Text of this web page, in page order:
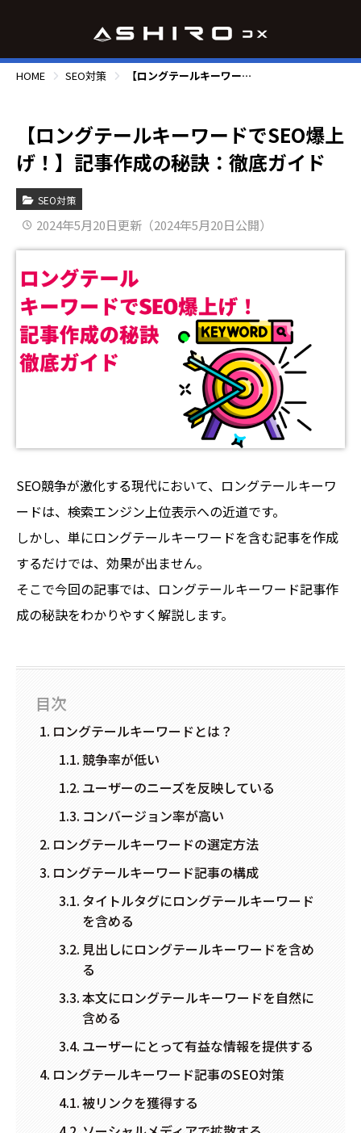
HOME SEO対策 【ロングテールキーワードでSEO爆上げ！】記事作成の秘訣：徹底ガイド
【ロングテールキーワードでSEO爆上
げ！】記事作成の秘訣：徹底ガイド
SEO対策
2024年5月20日更新（2024年5月20日公開）
SEO競争が激化する現代において、ロングテールキーワ
ードは、検索エンジン上位表示への近道です。
しかし、単にロングテールキーワードを含む記事を作成
するだけでは、効果が出ません。
そこで今回の記事では、ロングテールキーワード記事作
成の秘訣をわかりやすく解説します。
目次
ロングテールキーワードとは？
競争率が低い
ユーザーのニーズを反映している
コンバージョン率が高い
ロングテールキーワードの選定方法
ロングテールキーワード記事の構成
タイトルタグにロングテールキーワード
を含める
見出しにロングテールキーワードを含め
る
本文にロングテールキーワードを自然に
含める
ユーザーにとって有益な情報を提供する
ロングテールキーワード記事のSEO対策
被リンクを獲得する